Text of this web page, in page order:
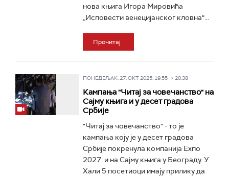
нова књига Игора Мировића
„Исповести венецијанског кловна“...
Прочитај
ПОНЕДЕЉАК, 27. ОКТ 2025, 19:55 -> 20:38
Кампања "Читај за човечанство" на
Сајму књига и у десет градова
Србије
"Читај за човечанство" - то је
кампања коју је у десет градова
Србије покренула компанија Еxпо
2027. и на Сајму књига у Београду. У
Хали 5 посетиоци имају прилику да